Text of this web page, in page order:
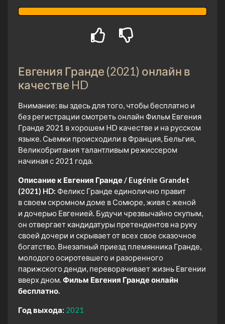
Евгения Гранде (2021) онлайн в
качестве HD
Внимание: вы здесь для того, чтобы бесплатно и
без регистрации смотреть онлайн Фильм Евгения
Гранде 2021 в хорошем HD качестве и на русском
языке. Сьемки происходили в Франция, Бельгия,
Великобритания талантливым режиссером
начиная с 2021 года.
Описание к Евгения Гранде / Eugénie Grandet
(2021) HD: Феликс Гранде единолично правит
в своем скромном доме в Сомюре, живя с женой
и дочерью Евгенией. Будучи чрезвычайно скупым,
он отвергает кандидатуры претендентов на руку
своей дочери и скрывает от всех свое сказочное
богатство. Внезапный приезд племянника Гранде,
молодого осиротевшего и разоренного
парижского денди, переворачивает жизнь Евгении
вверх дном.Фильм Евгения Гранде онлайн
бесплатно.
Год выхода: 2021